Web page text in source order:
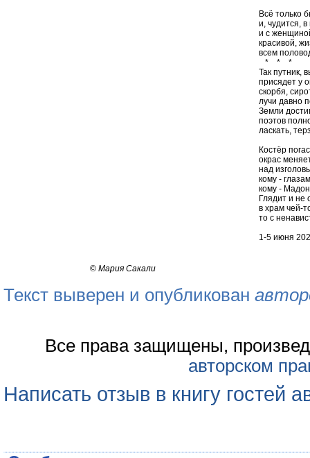
Всё только
и, чудится, в
и с
красивой,
всем
* * *
Так путник,
присядет у
скорбя,
лучи давно
Земли
поэтов
ласкать,
Костёр
окрас
над
кому -
кому -
Глядит и не
в храм чей-
то с
1-5 июня
© Мария Сакали
Текст выверен и опубликован
Все права защищены,
авторском
Написать отзыв в книгу гостей